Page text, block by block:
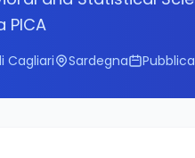
Cagliari Sardegna